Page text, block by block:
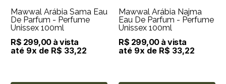
Mawwal Arábia Sama Eau
De Parfum - Perfume
Unissex 100ml
R$ 299,00 à vista
até 9x de R$ 33,22
Mawwal Arábia Najma
Eau De Parfum - Perfume
Unissex 100ml
R$ 299,00 à vista
até 9x de R$ 33,22